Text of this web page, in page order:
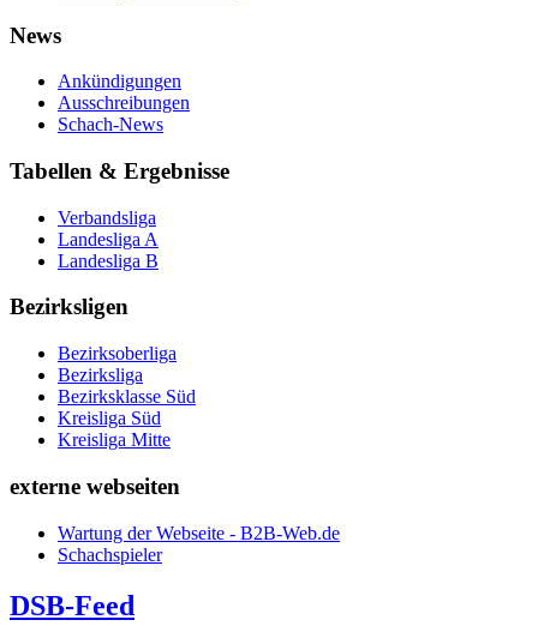
News
Ankündigungen
Ausschreibungen
Schach-News
Tabellen & Ergebnisse
Verbandsliga
Landesliga A
Landesliga B
Bezirksligen
Bezirksoberliga
Bezirksliga
Bezirksklasse Süd
Kreisliga Süd
Kreisliga Mitte
externe webseiten
Wartung der Webseite - B2B-Web.de
Schachspieler
DSB-Feed